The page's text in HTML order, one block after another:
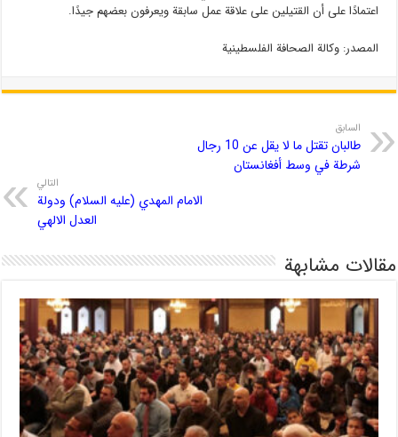
اعتمادًا على أن القتيلين على علاقة عمل سابقة ويعرفون بعضهم جيدًا.
المصدر: وكالة الصحافة الفلسطينية
السابق
طالبان تقتل ما لا يقل عن 10 رجال
شرطة في وسط أفغانستان
التالي
الامام المهدي (عليه السلام) ودولة
العدل الالهي
مقالات مشابهة